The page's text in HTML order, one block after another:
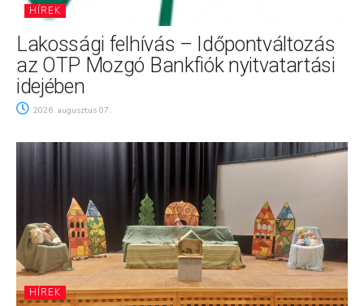
HÍREK
Lakossági felhívás – Időpontváltozás
az OTP Mozgó Bankfiók nyitvatartási
idejében
2026. augusztus 07.
HÍREK